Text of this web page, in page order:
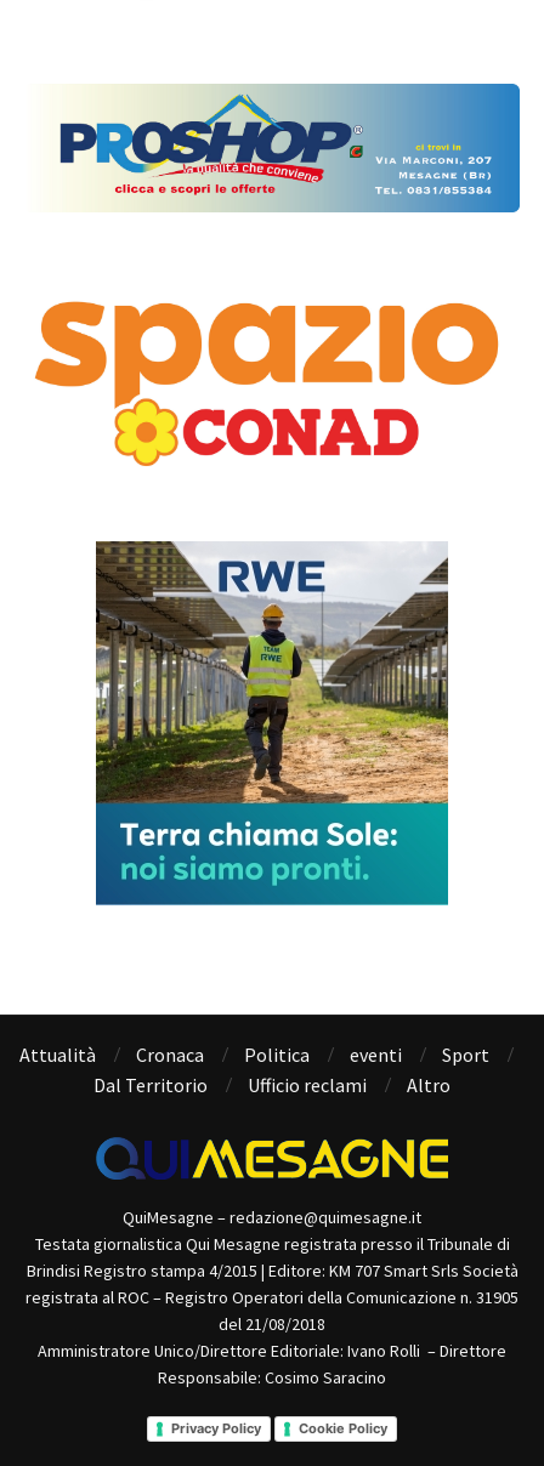
Attualità Cronaca Politica eventi
Sport
Dal Territorio
Ufficio reclami Altro
QuiMesagne – redazione@quimesagne.it
Testata giornalistica Qui Mesagne registrata presso il Tribunale di
Brindisi Registro stampa 4/2015 | Editore: KM 707 Smart Srls Società
registrata al ROC – Registro Operatori della Comunicazione n. 31905
del 21/08/2018
Amministratore Unico/Direttore Editoriale: Ivano Rolli – Direttore
Responsabile: Cosimo Saracino
Privacy Policy Cookie Policy